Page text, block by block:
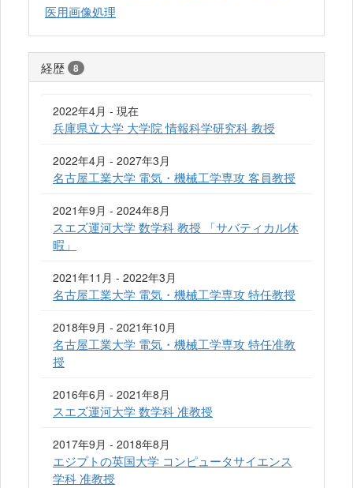
医用画像処理
経歴 8
2022年4月 - 現在
兵庫県立大学 大学院 情報科学研究科 教授
2022年4月 - 2027年3月
名古屋工業大学 電気・機械工学専攻 客員教授
2021年9月 - 2024年8月
スエズ運河大学 数学科 教授 「サバティカル休
暇」
2021年11月 - 2022年3月
名古屋工業大学 電気・機械工学専攻 特任教授
2018年9月 - 2021年10月
名古屋工業大学 電気・機械工学専攻 特任准教
授
2016年6月 - 2021年8月
スエズ運河大学 数学科 准教授
2017年9月 - 2018年8月
エジプトの英国大学 コンピュータサイエンス
学科 准教授